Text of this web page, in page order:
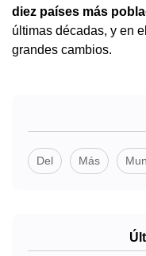
diez países más
últimas décadas, y en
grandes cambios.
Del Más